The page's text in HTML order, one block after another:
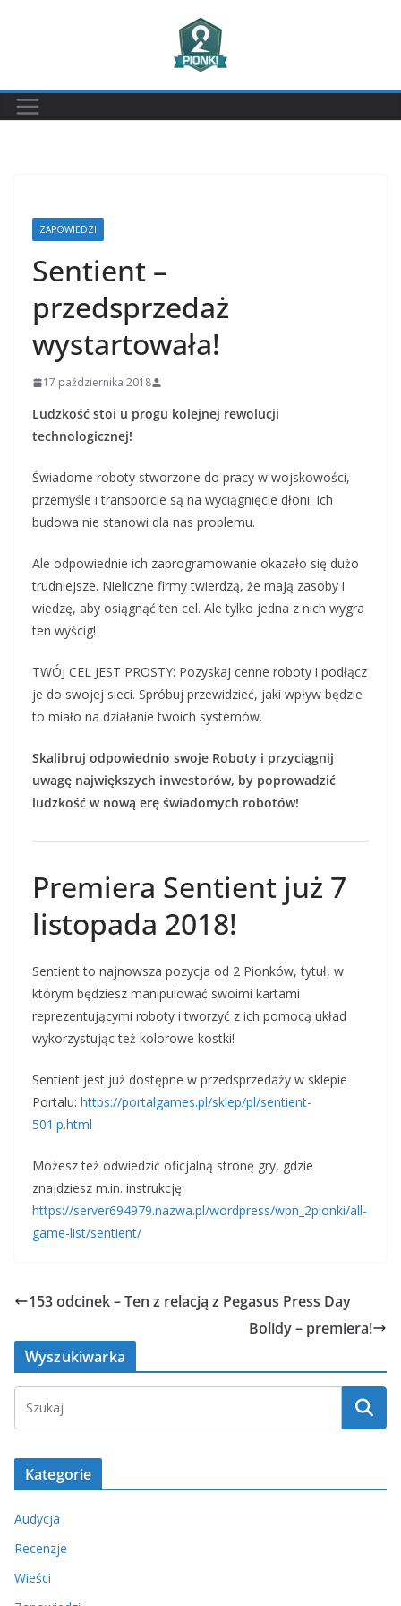
ZAPOWIEDZI
Sentient –
przedsprzedaż
wystartowała!
17 października 2018
Ludzkość stoi u progu kolejnej rewolucji
technologicznej!
Świadome roboty stworzone do pracy w wojskowości,
przemyśle i transporcie są na wyciągnięcie dłoni. Ich
budowa nie stanowi dla nas problemu.
Ale odpowiednie ich zaprogramowanie okazało się dużo
trudniejsze. Nieliczne firmy twierdzą, że mają zasoby i
wiedzę, aby osiągnąć ten cel. Ale tylko jedna z nich wygra
ten wyścig!
TWÓJ CEL JEST PROSTY: Pozyskaj cenne roboty i podłącz
je do swojej sieci. Spróbuj przewidzieć, jaki wpływ będzie
to miało na działanie twoich systemów.
Skalibruj odpowiednio swoje Roboty i przyciągnij
uwagę największych inwestorów, by poprowadzić
ludzkość w nową erę świadomych robotów!
Premiera Sentient już 7
listopada 2018!
Sentient to najnowsza pozycja od 2 Pionków, tytuł, w
którym będziesz manipulować swoimi kartami
reprezentującymi roboty i tworzyć z ich pomocą układ
wykorzystując też kolorowe kostki!
Sentient jest już dostępne w przedsprzedaży w sklepie
Portalu: https://portalgames.pl/sklep/pl/sentient-
501.p.html
Możesz też odwiedzić oficjalną stronę gry, gdzie
znajdziesz m.in. instrukcję:
https://server694979.nazwa.pl/wordpress/wpn_2pionki/all-
game-list/sentient/
153 odcinek – Ten z relacją z Pegasus Press Day
Bolidy – premiera!
Wyszukiwarka
Kategorie
Audycja
Recenzje
Wieści